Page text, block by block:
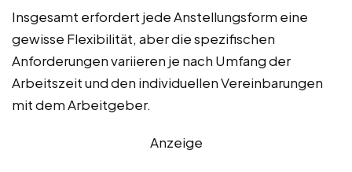
Insgesamt erfordert jede Anstellungsform eine
gewisse Flexibilität, aber die spezifischen
Anforderungen variieren je nach Umfang der
Arbeitszeit und den individuellen Vereinbarungen
mit dem Arbeitgeber.
Anzeige